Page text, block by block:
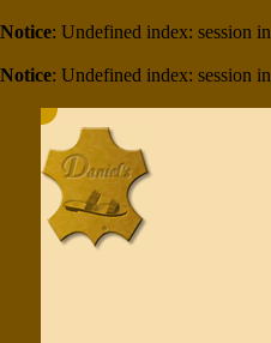
Notice: Undefined index: session in
Notice: Undefined index: session in